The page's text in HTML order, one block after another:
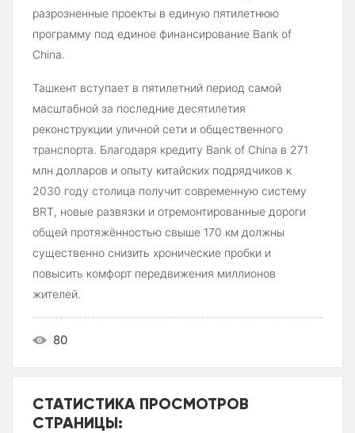
разрозненные проекты в единую пятилетнюю
программу под единое финансирование Bank of
China.
Ташкент вступает в пятилетний период самой
масштабной за последние десятилетия
реконструкции уличной сети и общественного
транспорта. Благодаря кредиту Bank of China в 271
млн долларов и опыту китайских подрядчиков к
2030 году столица получит современную систему
BRT, новые развязки и отремонтированные дороги
общей протяжённостью свыше 170 км должны
существенно снизить хронические пробки и
повысить комфорт передвижения миллионов
жителей.
80
СТАТИСТИКА ПРОСМОТРОВ
СТРАНИЦЫ: